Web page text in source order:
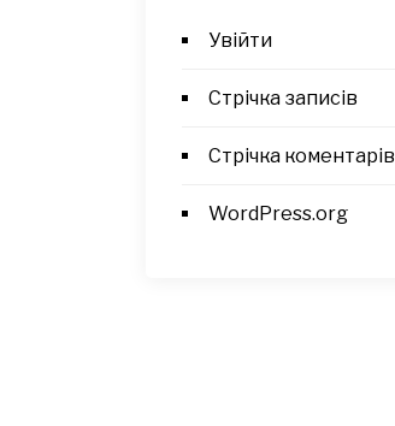
Увійти
Стрічка записів
Стрічка коментарів
WordPress.org